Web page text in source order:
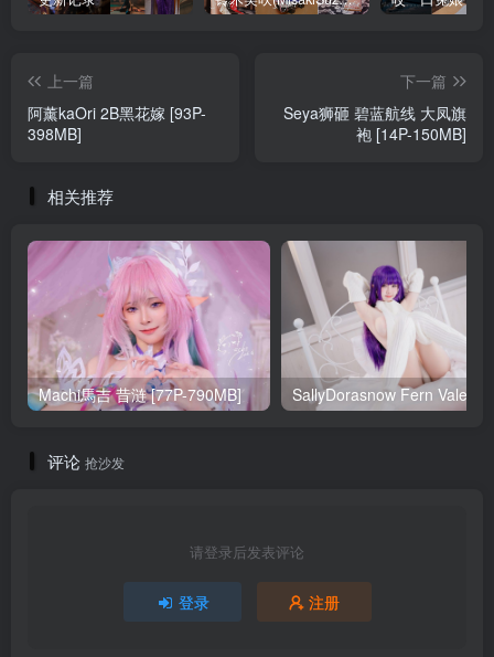
上一篇
阿薰kaOri 2B黑花嫁 [93P-
398MB]
下一篇
Seya狮砸 碧蓝航线 大凤旗
袍 [14P-150MB]
相关推荐
Machi馬吉 昔涟 [77P-790MB]
评论 抢沙发
请登录后发表评论
登录 注册